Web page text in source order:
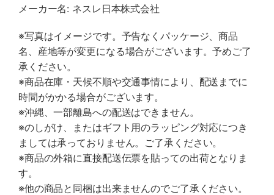
メーカー名: ネスレ日本株式会社
※写真はイメージです。予告なくパッケージ、商品
名、産地等が変更になる場合がございます。予めご了
承ください。
※商品在庫・天候不順や交通事情により、配送までに
時間がかかる場合がございます。
※沖縄、一部離島への配送はできません。
※のしがけ、またはギフト用のラッピング対応につき
ましては承っておりません。ご了承ください。
※商品の外箱に直接配送伝票を貼っての出荷となりま
す。
※他の商品と同梱は出来ませんのでご了承ください。